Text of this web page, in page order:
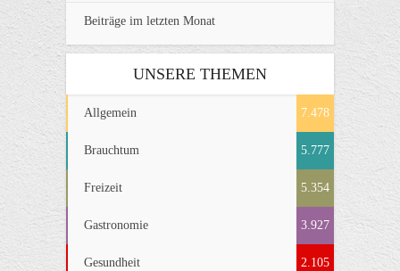
Beiträge im letzten Monat
UNSERE THEMEN
Allgemein 7.478
Brauchtum 5.777
Freizeit 5.354
Gastronomie 3.927
Gesundheit 2.105